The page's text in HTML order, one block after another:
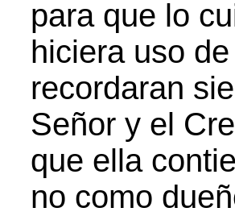
para que lo
hiciera uso
recordaran
Señor y el
que ella
no como